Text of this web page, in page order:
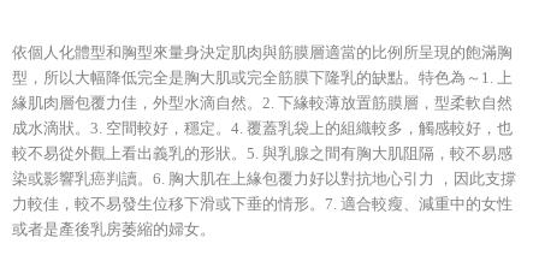
依個人化體型和胸型來量身決定肌肉與筋膜層適當的比例所呈現的飽滿胸
型，所以大幅降低完全是胸大肌或完全筋膜下隆乳的缺點。特色為～1. 上
緣肌肉層包覆力佳，外型水滴自然。2. 下緣較薄放置筋膜層，型柔軟自然
成水滴狀。3. 空間較好，穩定。4. 覆蓋乳袋上的組織較多，觸感較好，也
較不易從外觀上看出義乳的形狀。5. 與乳腺之間有胸大肌阻隔，較不易感
染或影響乳癌判讀。6. 胸大肌在上緣包覆力好以對抗地心引力 ，因此支撐
力較佳，較不易發生位移下滑或下垂的情形。7. 適合較瘦、減重中的女性
或者是產後乳房萎縮的婦女。